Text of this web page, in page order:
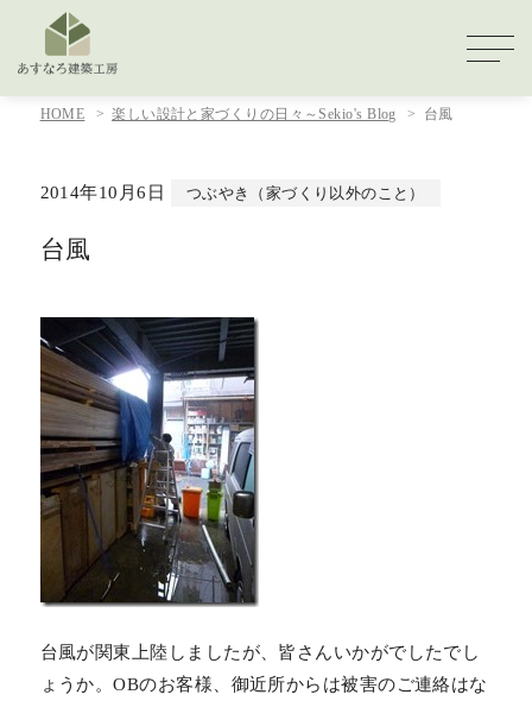
HOME 楽しい設計と家づくりの日々～Sekio's Blog 台風
2014年10月6日 つぶやき（家づくり以外のこと）
台風
台風が関東上陸しましたが、皆さんいかがでしたでし
ょうか。OBのお客様、御近所からは被害のご連絡はな